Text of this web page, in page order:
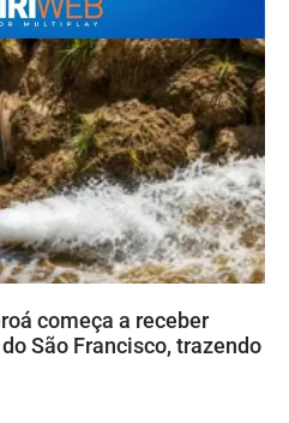
começa a receber
São Francisco, trazendo